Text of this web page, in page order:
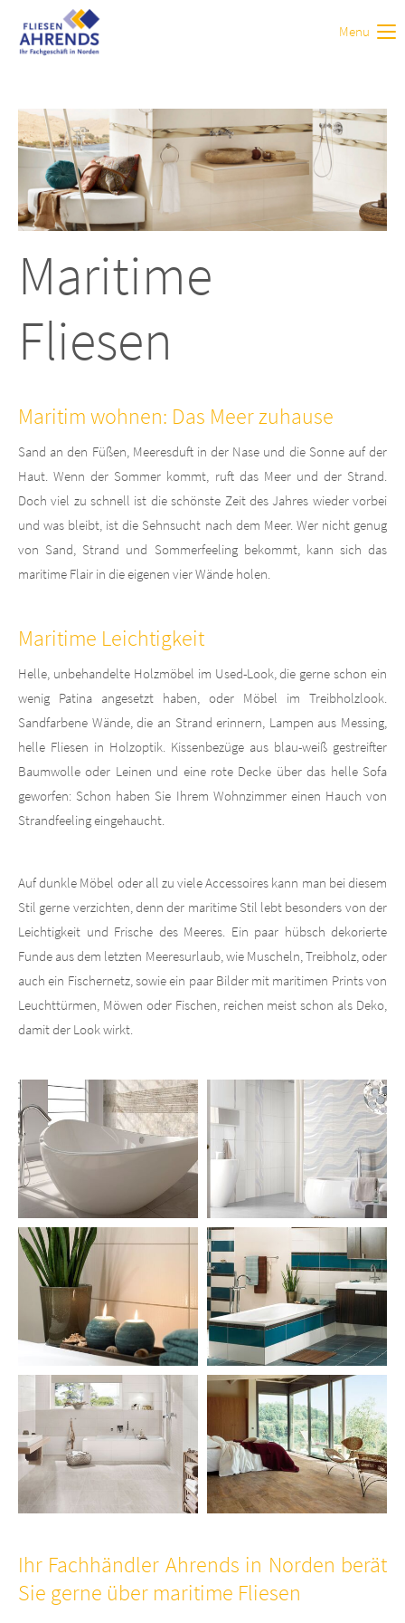
Login
Passwort
Anmelden
Register|Lost your password?
Lorem ipsum dolor sit amet:
24h/ 365days
We offer support for our customers
Zertifizierungen
About us
Lorem ipsum dolor sit amet, consectetuer adipiscing elit.
Aenean commodo ligula eget dolor. Aenean massa. Cum sociis
natoque penatibus et magnis dis parturient montes, nascetur
ridiculus mus. Donec quam felis, ultricies nec.
Menu
Maritime
Fliesen
Maritim wohnen: Das Meer zuhause
Sand an den Füßen, Meeresduft in der Nase und die Sonne auf der
Haut. Wenn der Sommer kommt, ruft das Meer und der Strand.
Doch viel zu schnell ist die schönste Zeit des Jahres wieder vorbei
und was bleibt, ist die Sehnsucht nach dem Meer. Wer nicht genug
von Sand, Strand und Sommerfeeling bekommt, kann sich das
maritime Flair in die eigenen vier Wände holen.
Maritime Leichtigkeit
Helle, unbehandelte Holzmöbel im Used-Look, die gerne schon ein
wenig Patina angesetzt haben, oder Möbel im Treibholzlook.
Sandfarbene Wände, die an Strand erinnern, Lampen aus Messing,
helle Fliesen in Holzoptik. Kissenbezüge aus blau-weiß gestreifter
Baumwolle oder Leinen und eine rote Decke über das helle Sofa
geworfen: Schon haben Sie Ihrem Wohnzimmer einen Hauch von
Strandfeeling eingehaucht.
Auf dunkle Möbel oder all zu viele Accessoires kann man bei diesem
Stil gerne verzichten, denn der maritime Stil lebt besonders von der
Leichtigkeit und Frische des Meeres. Ein paar hübsch dekorierte
Funde aus dem letzten Meeresurlaub, wie Muscheln, Treibholz, oder
auch ein Fischernetz, sowie ein paar Bilder mit maritimen Prints von
Leuchttürmen, Möwen oder Fischen, reichen meist schon als Deko,
damit der Look wirkt.
Ihr Fachhändler Ahrends in Norden berät
Sie gerne über maritime Fliesen